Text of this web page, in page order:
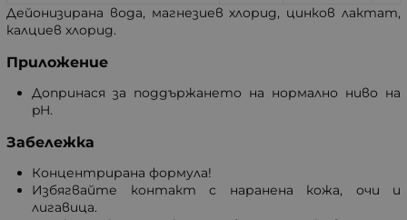
Дейонизирана вода, магнезиев хлорид, цинков лактат,
калциев хлорид.
Приложение
Допринася за поддържането на нормално ниво на
pH.
Забележка
Концентрирана формула!
Избягвайте контакт с наранена кожа, очи и
лигавица.